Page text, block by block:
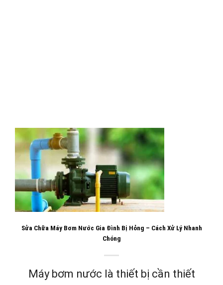
Sửa Chữa Máy Bơm Nước Gia Đình Bị Hỏng – Cách Xử Lý Nhanh
Chóng
Máy bơm nước là thiết bị cần thiết